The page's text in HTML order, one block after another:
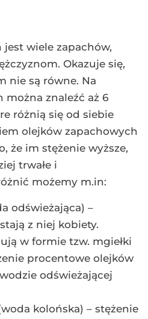
wiele zapachów,
Okazuje się,
nie są równe. Na
można znaleźć aż 6
różnią się od siebie
olejków zapachowych
że im stężenie wyższe,
trwałe i
możemy m.in:
odświeżająca) –
z niej kobiety.
w formie tzw. mgiełki
procentowe olejków
odświeżającej
kolońska) – stężenie